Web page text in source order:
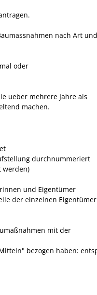
nach Art
oder
ueber mehrere Jahre als
machen.
durchnummeriert
werden)
und Eigentümer
der einzelnen
mit der
bezogen haben: